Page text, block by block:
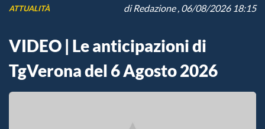
ATTUALITÀ diRedazione, 06/08/2026 18:15
VIDEO | Le anticipazioni di
TgVerona del 6 Agosto 2026